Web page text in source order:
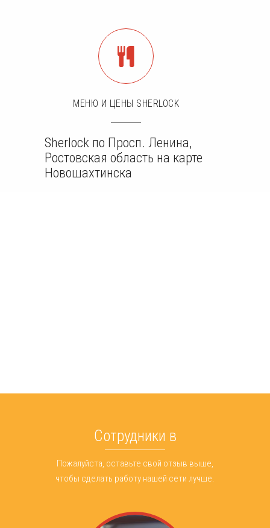
МЕНЮ И ЦЕНЫ SHERLOCK
Sherlock по Просп. Ленина,
Ростовская область на карте
Новошахтинска
Сотрудники в
Пожалуйста, оставьте свой отзыв выше,
чтобы сделать работу нашей сети лучше.